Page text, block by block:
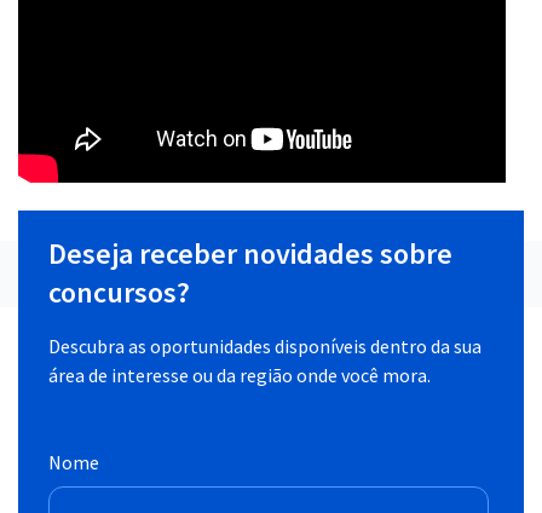
Deseja receber novidades sobre
concursos?
Descubra as oportunidades disponíveis dentro da sua
área de interesse ou da região onde você mora.
Nome